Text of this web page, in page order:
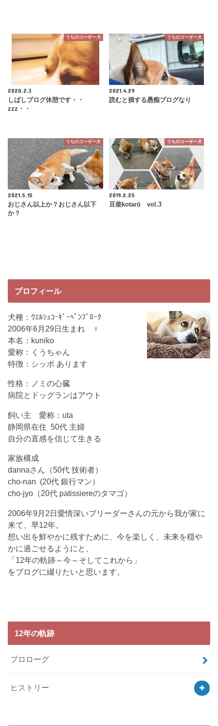
うちのコーギー犬
2020.2.3
しばしブログ休憩です・・
zzz・・
うちのコーギー犬
2021.4.29
読むと損する愚痴ブログなり
うちのコーギー犬
2021.5.15
おじさん以上か？おじさん以下
か？
うちのコーギー犬
2019.2.25
豆柴kotarō vol.3
プロフィール
犬種：ｳｴﾙｼｭｺｰｷﾞｰﾍﾟﾝﾌﾞﾛｰｸ
2006年6月29日生まれ ♀
本名：kuniko
愛称：くうちゃん
特徴：シッポ あります
性格：ノミの心臓
病院とドッグランはアウト
飼い主 愛称：uta
静岡県在住 50代 主婦
自分の直感を信じて生きる
家族構成
dannaさん（50代 技術者）
cho-nan (20代 銀行マン）
cho-jyo（20代 patissiereのタマゴ）
2006年9月2日愛情深いブリーダーさんの元から我が家に
来て、早12年。
想い出を鮮やかに残すために、今を楽しく、未来を穏や
かに過ごせるようにと、
「12年の軌跡～今～そしてこれから」
をブログに綴りたいと思います。
12年の軌跡
プロローグ
ヒストリー